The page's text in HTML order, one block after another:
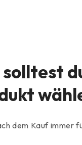
dem Kauf immer